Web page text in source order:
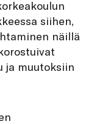
siihen,
näillä
ja muutoksiin